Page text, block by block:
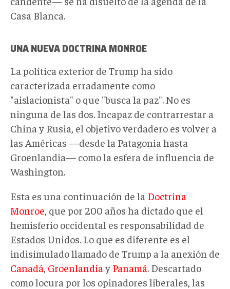
Casa Blanca.
UNA NUEVA DOCTRINA MONROE
La política exterior de Trump ha sido
caracterizada erradamente como
"aislacionista" o que "busca la paz". No es
ninguna de las dos. Incapaz de contrarrestar a
China y Rusia, el objetivo verdadero es volver a
las Américas —desde la Patagonia hasta
Groenlandia— como la esfera de influencia de
Washington.
Esta es una continuación de la Doctrina
Monroe , que por 200 años ha dictado que el
hemisferio occidental es responsabilidad de
Estados Unidos. Lo que es diferente es el
indisimulado llamado de Trump a la anexión de
Canadá Groenlandia y Panamá. Descartado
como locura por los opinadores liberales, las